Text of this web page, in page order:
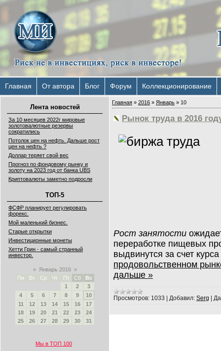
Главная От автора Блог Форум Коллекционирование
Лента новостей
За 10 месяцев 2022г мировые
золотовалютные резервы
сократились
Потолок цен на нефть. Дальше рост
цен на нефть ?
Доллар теряет свой вес
Прогноз по фондовому рынку и
золоту на 2023 год от банка UBS
Криптовалюты заметно подросли
ТОП-5
ФСФР планирует регулировать
форекс.
Мой маленький бизнес.
Старые открытки
Инвестиционные монеты
Хетти Грин - самый странный
инвестор.
« Январь 2016 »
Пн
Вт Ср Чт Пт Сб
Вс
1
2
3
4
5 6 7 8 9
10
11
12 13 14 15 16
17
18
19 20 21 22 23
24
25
26 27 28 29 30 31
Мы в ТОП 100
Главная » 2016 » Январь » 10
Рынок труда в 2016
Рост занятости
переработке пищевых
выдвинутся за счет
продовольственном
дальше »
Просмотров: 1033 | Добавил: Serg |